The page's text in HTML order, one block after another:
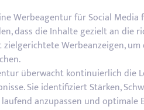
Werbeagentur für Social
dass die Inhalte gezielt an die
Werbeanzeigen, um
überwacht kontinuierlich die
Sie identifiziert Stärken,
anzupassen und optimale